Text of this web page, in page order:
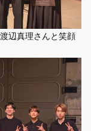
辺真理さんと笑顔